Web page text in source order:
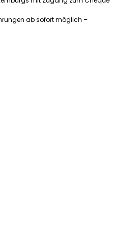
ab sofort möglich –